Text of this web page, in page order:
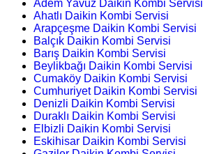
Adem Yavuz Daikin Kombi Servisi
Ahatlı Daikin Kombi Servisi
Arapçeşme Daikin Kombi Servisi
Balçık Daikin Kombi Servisi
Barış Daikin Kombi Servisi
Beylikbağı Daikin Kombi Servisi
Cumaköy Daikin Kombi Servisi
Cumhuriyet Daikin Kombi Servisi
Denizli Daikin Kombi Servisi
Duraklı Daikin Kombi Servisi
Elbizli Daikin Kombi Servisi
Eskihisar Daikin Kombi Servisi